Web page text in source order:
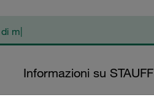
Informazioni su STAUFF